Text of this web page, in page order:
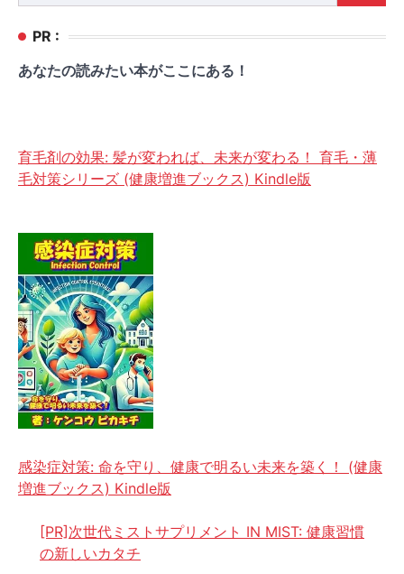
索:
PR :
あなたの読みたい本がここにある！
育毛剤の効果: 髪が変われば、未来が変わる！ 育毛・薄
毛対策シリーズ (健康増進ブックス) Kindle版
感染症対策: 命を守り、健康で明るい未来を築く！ (健康
増進ブックス) Kindle版
[PR]次世代ミストサプリメント IN MIST: 健康習慣
の新しいカタチ